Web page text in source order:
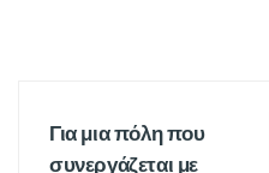
Για μια πόλη που
συνεργάζεται με